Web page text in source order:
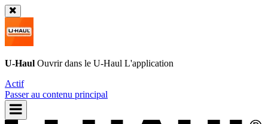
U-Haul Ouvrir dans le U-Haul L'application
Actif
Passer au contenu principal